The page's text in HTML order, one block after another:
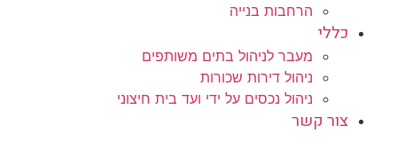
הרחבות בנייה
כללי
מעבר לניהול בתים משותפים
ניהול דירות שכורות
ניהול נכסים על ידי ועד בית חיצוני
צור קשר